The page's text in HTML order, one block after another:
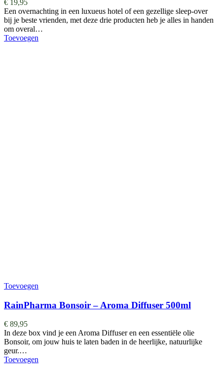
€ 19,95
Een overnachting in een luxueus hotel of een gezellige sleep-over
bij je beste vrienden, met deze drie producten heb je alles in handen
om overal…
Toevoegen
Toevoegen
RainPharma Bonsoir – Aroma Diffuser 500ml
€ 89,95
In deze box vind je een Aroma Diffuser en een essentiële olie
Bonsoir, om jouw huis te laten baden in de heerlijke, natuurlijke
geur.…
Toevoegen